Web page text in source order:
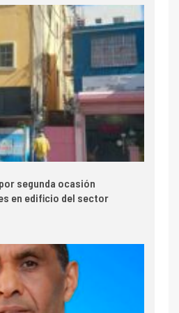
segunda ocasión
en edificio del sector